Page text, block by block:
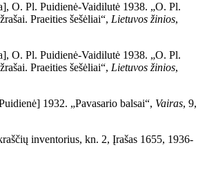
O. Pl. Puidienė-Vaidilutė 1938. „O. Pl.
Praeities šešėliai“, Lietuvos žinios,
O. Pl. Puidienė-Vaidilutė 1938. „O. Pl.
Praeities šešėliai“, Lietuvos žinios,
1932. „Pavasario balsai“, Vairas, 9,
inventorius, kn. 2, Įrašas 1655, 1936-